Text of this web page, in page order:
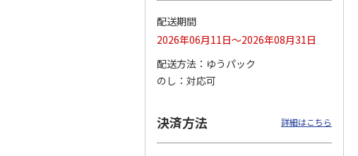
円…
4.8（11）
5,500円
11,000円
配送期間
2026年06月11日～2026年08月31日
配送方法
ゆうパック
のし
対応可
決済方法 詳細はこちら